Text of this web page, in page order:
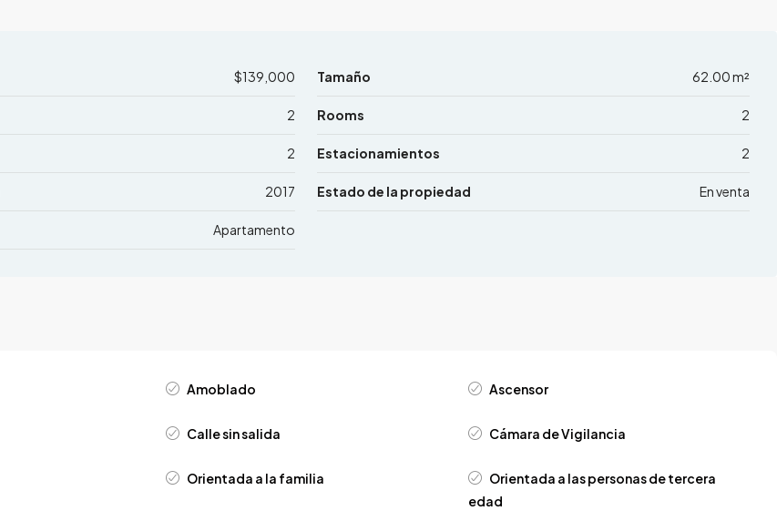
$139,000 Tamaño 62.00 m²
2 Rooms 2
2 Estacionamientos 2
2017 Estado de la propiedad En venta
Apartamento
Amoblado Ascensor
Calle sin salida Cámara de Vigilancia
Orientada a la familia
Orientada a las personas de tercera
edad